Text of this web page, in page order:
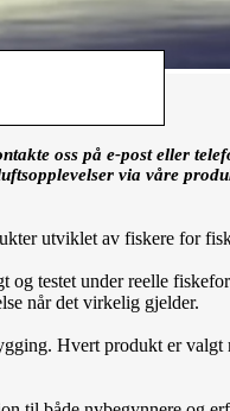
oss på e-post eller
via våre
utviklet av fiskere for
testet under reelle
når det virkelig gjelder.
Hvert produkt er